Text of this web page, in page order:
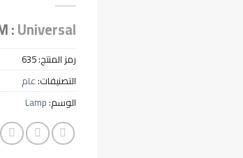
:Universal
رمز المنتج:635
التصنيفات:عام
الوسم:Lamp